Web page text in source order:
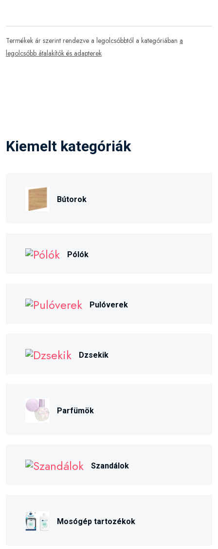
Termékek ár szerint rendezve a legolcsóbbtól a kategóriában a
legolcsóbb átalakítók és adapterek
Kiemelt kategóriák
Bútorok
Pólók
Pulóverek
Dzsekik
Parfümök
Szandálok
Mosógép tartozékok